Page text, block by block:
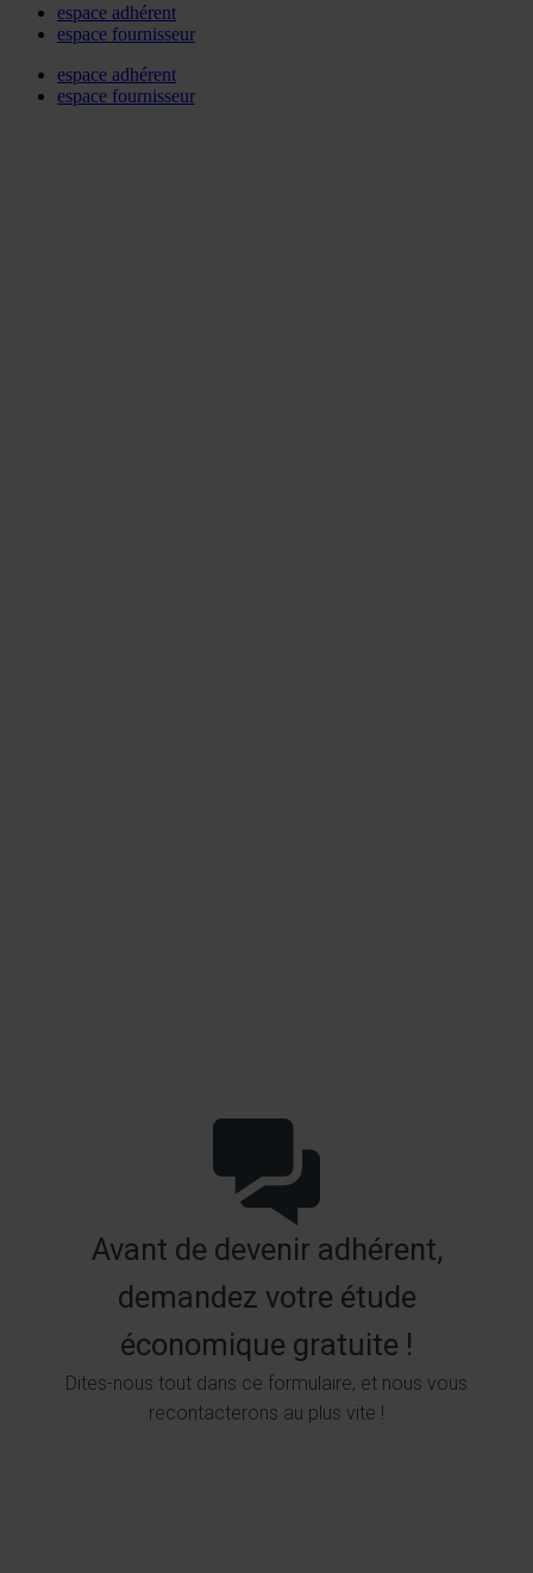
espace adhérent
espace fournisseur
espace adhérent
espace fournisseur